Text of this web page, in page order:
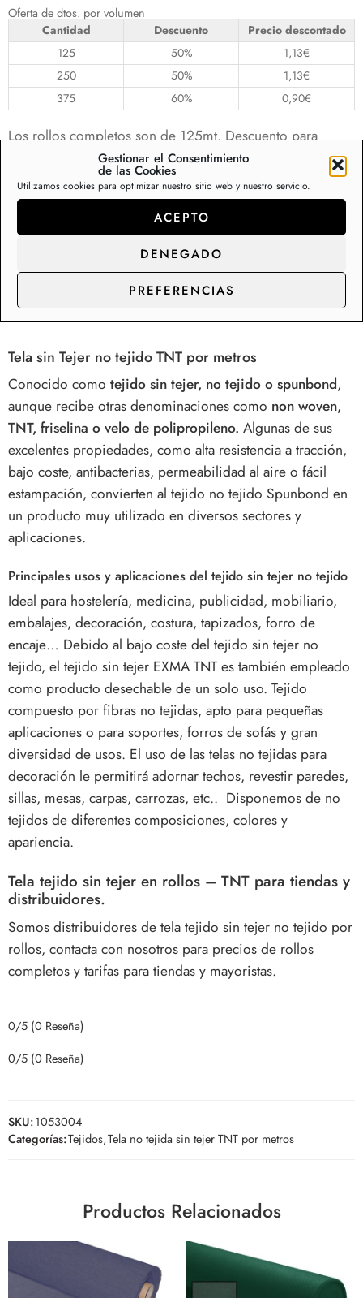
Gestionar el Consentimiento
de las Cookies
Utilizamos cookies para optimizar nuestro sitio web y nuestro servicio.
ACEPTO
DENEGADO
PREFERENCIAS
Oferta de dtos. por volumen
Cantidad Descuento
Precio descontado
125
50% 1,13€
250
50% 1,13€
375
60% 0,90€
Los rollos completos son de 125mt. Descuento para
pedidos de rollos completos. (Cantidades múltiplo de
125) Cantidades distintas a rollos completos se aplicará
precio sin descuento ⚠️TIENDAS Y PROFESIONALES:
CONTACTEN CON NOSOTROS PARA TARIFAS
Descripción Información adicional
Tela sin Tejer no tejido TNT por metros
Conocido como tejido sin tejer, no tejido o spunbond,
aunque recibe otras denominaciones como non woven,
TNT, friselina o velo de polipropileno. Algunas de sus
excelentes propiedades, como alta resistencia a tracción,
bajo coste, antibacterias, permeabilidad al aire o fácil
estampación, convierten al tejido no tejido Spunbond en
un producto muy utilizado en diversos sectores y
aplicaciones.
Principales usos y aplicaciones del tejido sin tejer no tejido
Ideal para hostelería, medicina, publicidad, mobiliario,
embalajes, decoración, costura, tapizados, forro de
encaje… Debido al bajo coste del tejido sin tejer no
tejido, el tejido sin tejer EXMA TNT es también empleado
como producto desechable de un solo uso. Tejido
compuesto por fibras no tejidas, apto para pequeñas
aplicaciones o para soportes, forros de sofás y gran
diversidad de usos. El uso de las telas no tejidas para
decoración le permitirá adornar techos, revestir paredes,
sillas, mesas, carpas, carrozas, etc.. Disponemos de no
tejidos de diferentes composiciones, colores y
apariencia.
Tela tejido sin tejer en rollos – TNT para tiendas y
distribuidores.
Somos distribuidores de tela tejido sin tejer no tejido por
rollos, contacta con nosotros para precios de rollos
completos y tarifas para tiendas y mayoristas.
0/5 (0 Reseña)
0/5 (0 Reseña)
SKU:1053004
Categorías:Tejidos,Tela no tejida sin tejer TNT por metros
Productos Relacionados